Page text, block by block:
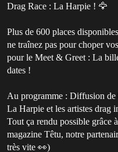
Drag Race : La Harpie ! 🦅
Plus de 600 places
ne traînez pas pour choper
pour le Meet & Greet : La
dates !
Au programme : Diffusion de
La Harpie et les artistes drag
Tout ça rendu possible grâce
magazine Têtu, notre
très vite 👀)